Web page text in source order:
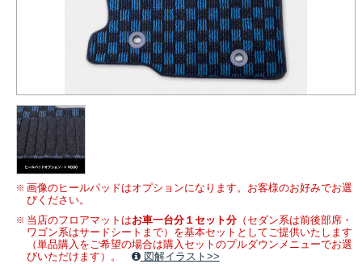
画像のヒールパッドはオプションになります。お客様のお好みでお選
びください。
当店のフロアマットはお車一台分１セット分（セダン系は前後部席・
ワゴン系はサードシートまで）を基本セットとしてご提供いたします
（単品購入をご希望の場合は購入セットのプルダウンメニューでお選
びいただけます）。
図解イラスト>>